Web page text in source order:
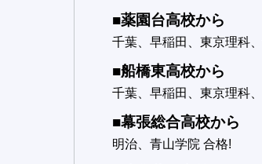
■薬園台高校から
千葉、早稲田、東京理科
■船橋東高校から
千葉、早稲田、東京理科
■幕張総合高校から
明治、青山学院 合格!